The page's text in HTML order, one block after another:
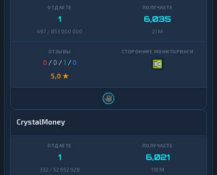
1
497 / 853 000 000
6,035
21 M
0 / 0 /1 /0
5,0 ★
CrystalMoney
1
332 / 52 652 928
6,021
118 M